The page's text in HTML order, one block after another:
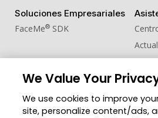
Soluciones Empresariales
FaceMe® SDK
Zona de Miembros
We Value Your
We use cookies to improve
site, personalize content/ads,